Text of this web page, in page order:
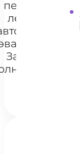
перевозки
легковых
Задорино